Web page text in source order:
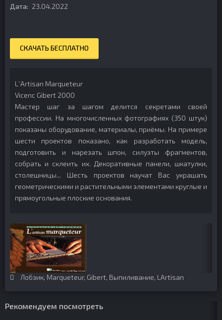
Дата: 23.04.2022
СКАЧАТЬ БЕСПЛАТНО
L`Artisan Marqueteur
Vicenc Gibert 2000
Мастер шаг за шагом делится секретами своей
профессии. На многочисленных фотографиях (350 штук)
показаны оборудование, материалы, приёмы. На примере
шести проектов показано, как разработать модель,
подготовить и нарезать шпон, силуэты фрагментов,
собрать и склеить их. Декоративные панели, шкатулки,
столешницы... Шесть проектов научат Вас украшать
геометрическими и растительными элементами круглые и
прямоугольные плоские основания.
Лобзик, Marqueteur, Gibert, Выпиливание, LArtisan
Рекомендуем посмотреть